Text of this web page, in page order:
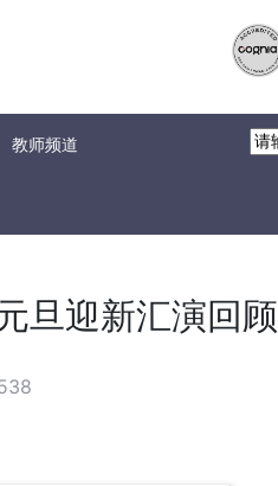
教师频道
旦迎新汇演回顾